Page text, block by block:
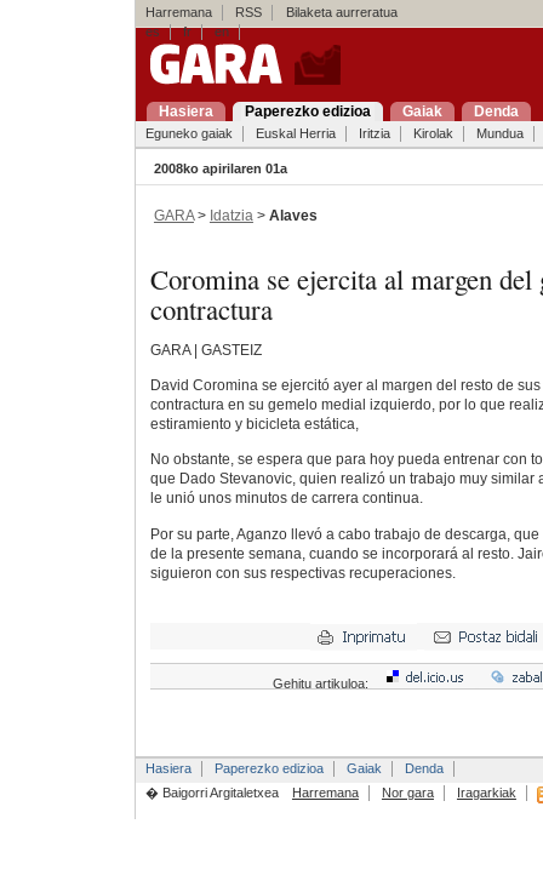
Harremana RSS
Bilaketa aurreratua
es
fr en
Hasiera Paperezko edizioa Gaiak Denda
Eguneko gaiak Euskal Herria Iritzia Kirolak Mundua
2008ko apirilaren 01a
GARA> Idatzia > Alaves
Coromina se ejercita al margen del
contractura
GARA | GASTEIZ
David Coromina se ejercitó ayer al margen del resto de
contractura en su gemelo medial izquierdo, por lo que
estiramiento y bicicleta estática,
No obstante, se espera que para hoy pueda entrenar con
que Dado Stevanovic, quien realizó un trabajo muy similar
le unió unos minutos de carrera continua.
Por su parte, Aganzo llevó a cabo trabajo de descarga,
de la presente semana, cuando se incorporará al resto.
siguieron con sus respectivas recuperaciones.
Gehitu artikuloa:
Hasiera Paperezko edizioa Gaiak
Denda
� Baigorri Argitaletxea
Harremana Nor gara Iragarkiak